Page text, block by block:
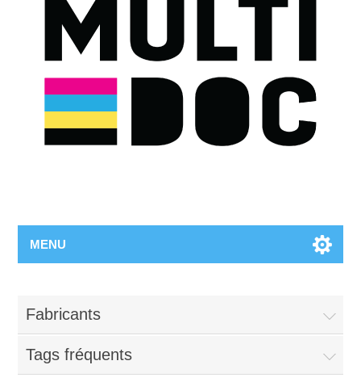
MENU
Fabricants
Tags fréquents